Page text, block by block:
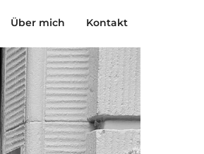
Über mich Kontakt